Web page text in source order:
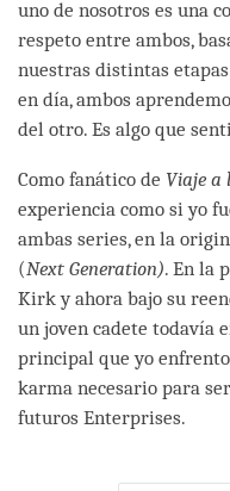
uno de nosotros es una
respeto entre ambos,
nuestras distintas
en día, ambos
del otro. Es algo que
Como fanático de Viaje a
experiencia como si yo
ambas series, en la
(Next Generation). En la
Kirk y ahora bajo su
un joven cadete todavía
principal que yo
karma necesario para
futuros Enterprises.